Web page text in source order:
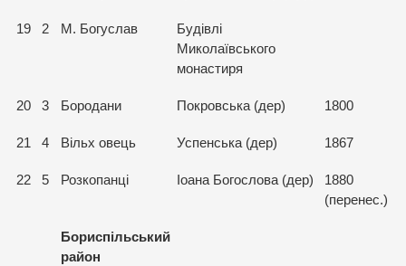
19 2 М. Богуслав
Будівлі
Миколаївського
монастиря
20 3 Бородани Покровська (дер) 1800
21 4 Вільх овець Успенська (дер) 1867
22 5 Розкопанці Іоана Богослова (дер)
1880
(перенес.)
Бориспільський
район